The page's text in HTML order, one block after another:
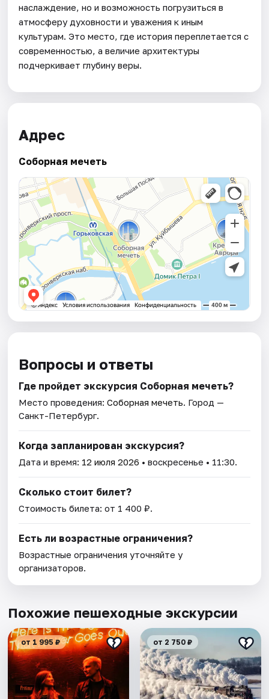
наслаждение, но и возможность погрузиться в
атмосферу духовности и уважения к иным
культурам. Это место, где история переплетается с
современностью, а величие архитектуры
подчеркивает глубину веры.
Адрес
Соборная мечеть
Вопросы и ответы
Где пройдет экскурсия Соборная мечеть?
Место проведения:Соборная мечеть. Город —
Санкт-Петербург.
Когда запланирован экскурсия?
Дата и время: 12 июля 2026 • воскресенье • 11:30.
Сколько стоит билет?
Стоимость билета: от 1 400 ₽.
Есть ли возрастные ограничения?
Возрастные ограничения уточняйте у
организаторов.
Похожие пешеходные экскурсии
от 1 995 ₽ от 2 750 ₽